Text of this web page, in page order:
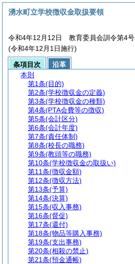
湧水町立学校徴収金取扱要領
令和4年12月12日 教育委員会訓令第4号
(令和4年12月1日施行)
条項目次
沿革
本則
第1条(目的)
第2条(学校徴収金の定義)
第3条(学校徴収金の種類)
第4条(PTA会費等の徴収)
第5条(会計区分)
第6条(会計年度)
第7条(責任体制)
第8条(校長の職務)
第9条(教頭等の職務)
第10条(学校徴収金の取扱い)
第11条(徴収金額)
第12条(徴収方法)
第13条(予算)
第14条(決算)
第15条(収入事務)
第16条(督促)
第17条(還付)
第18条(物品等購入事務)
第19条(支出事務)
第20条(相殺の禁止)
第21条(預金通帳)